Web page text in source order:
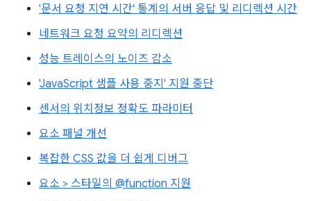
'문서 요청 지연 시간' 통계의 서버 응답 및 리디렉션 시간
네트워크 요청 요약의 리디렉션
성능 트레이스의 노이즈 감소
'JavaScript 샘플 사용 중지' 지원 중단
센서의 위치정보 정확도 파라미터
요소 패널 개선
복잡한 CSS 값을 더 쉽게 디버그
요소 > 스타일의 @function 지원